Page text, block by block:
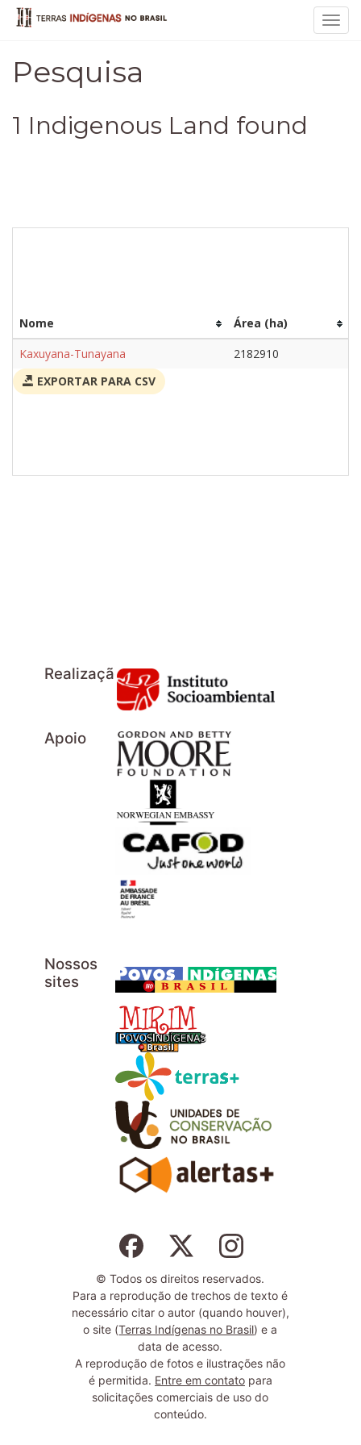
Pesquisa
1 Indigenous Land found
Nome
Área (ha)
Kaxuyana-Tunayana
2182910
EXPORTAR PARA CSV